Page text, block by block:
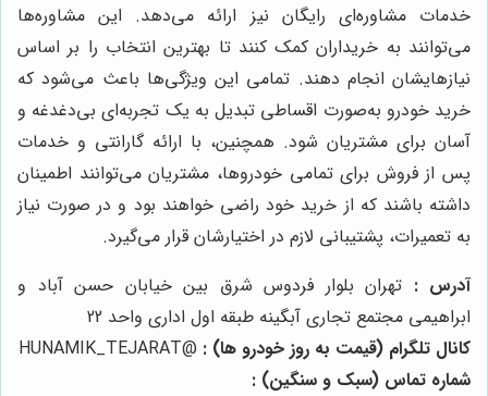
خدمات مشاوره‌ای رایگان نیز ارائه می‌دهد. این مشاوره‌ها
می‌توانند به خریداران کمک کنند تا بهترین انتخاب را بر اساس
نیازهایشان انجام دهند. تمامی این ویژگی‌ها باعث می‌شود که
خرید خودرو به‌صورت اقساطی تبدیل به یک تجربه‌ای بی‌دغدغه و
آسان برای مشتریان شود. همچنین، با ارائه گارانتی و خدمات
پس از فروش برای تمامی خودروها، مشتریان می‌توانند اطمینان
داشته باشند که از خرید خود راضی خواهند بود و در صورت نیاز
به تعمیرات، پشتیبانی لازم در اختیارشان قرار می‌گیرد.
آدرس : تهران بلوار فردوس شرق بین خیابان حسن آباد و
ابراهیمی مجتمع تجاری آبگینه طبقه اول اداری واحد 22
کانال تلگرام (قیمت به روز خودرو ها) : @HUNAMIK_TEJARAT
شماره تماس (سبک و سنگین) :